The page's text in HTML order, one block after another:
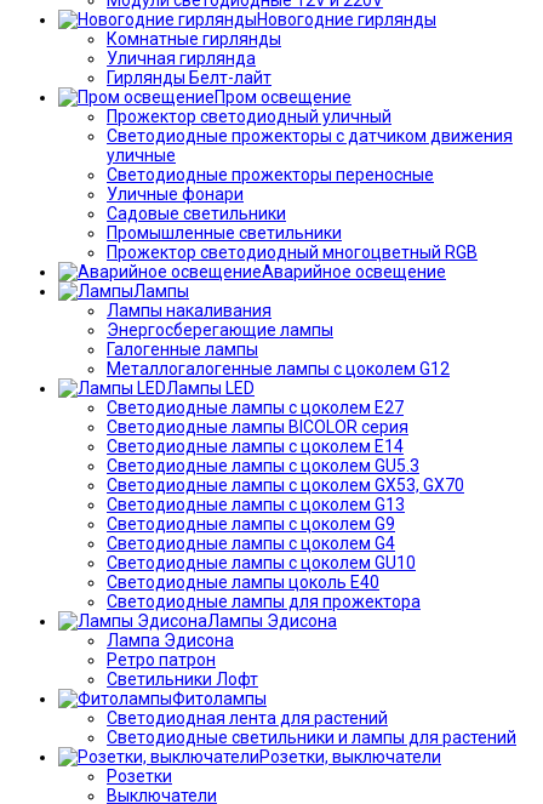
Новогодние гирлянды
Комнатные гирлянды
Уличная гирлянда
Гирлянды Белт-лайт
Пром освещение
Прожектор светодиодный уличный
Светодиодные прожекторы с датчиком движения
уличные
Светодиодные прожекторы переносные
Уличные фонари
Садовые светильники
Промышленные светильники
Прожектор светодиодный многоцветный RGB
Аварийное освещение
Лампы
Лампы накаливания
Энергосберегающие лампы
Галогенные лампы
Металлогалогенные лампы с цоколем G12
Лампы LED
Светодиодные лампы с цоколем E27
Светодиодные лампы BICOLOR серия
Светодиодные лампы с цоколем E14
Светодиодные лампы с цоколем GU5.3
Светодиодные лампы с цоколем GX53, GX70
Светодиодные лампы с цоколем G13
Светодиодные лампы с цоколем G9
Светодиодные лампы с цоколем G4
Светодиодные лампы с цоколем GU10
Светодиодные лампы цоколь Е40
Светодиодные лампы для прожектора
Лампы Эдисона
Лампа Эдисона
Ретро патрон
Светильники Лофт
Фитолампы
Светодиодная лента для растений
Светодиодные светильники и лампы для растений
Розетки, выключатели
Розетки
Выключатели